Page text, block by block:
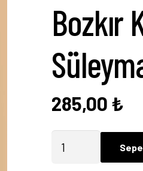
Bozkır
285,00 ₺
Kağanlığı: